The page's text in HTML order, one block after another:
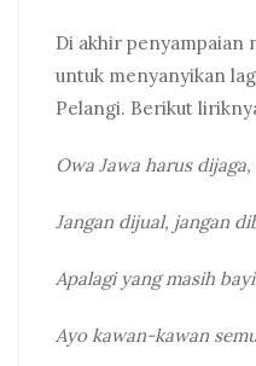
Di akhir penyampaian
untuk menyanyikan
Pelangi. Berikut
Owa Jawa harus
Jangan dijual, jangan
Apalagi yang masih bayi
Ayo kawan-kawan